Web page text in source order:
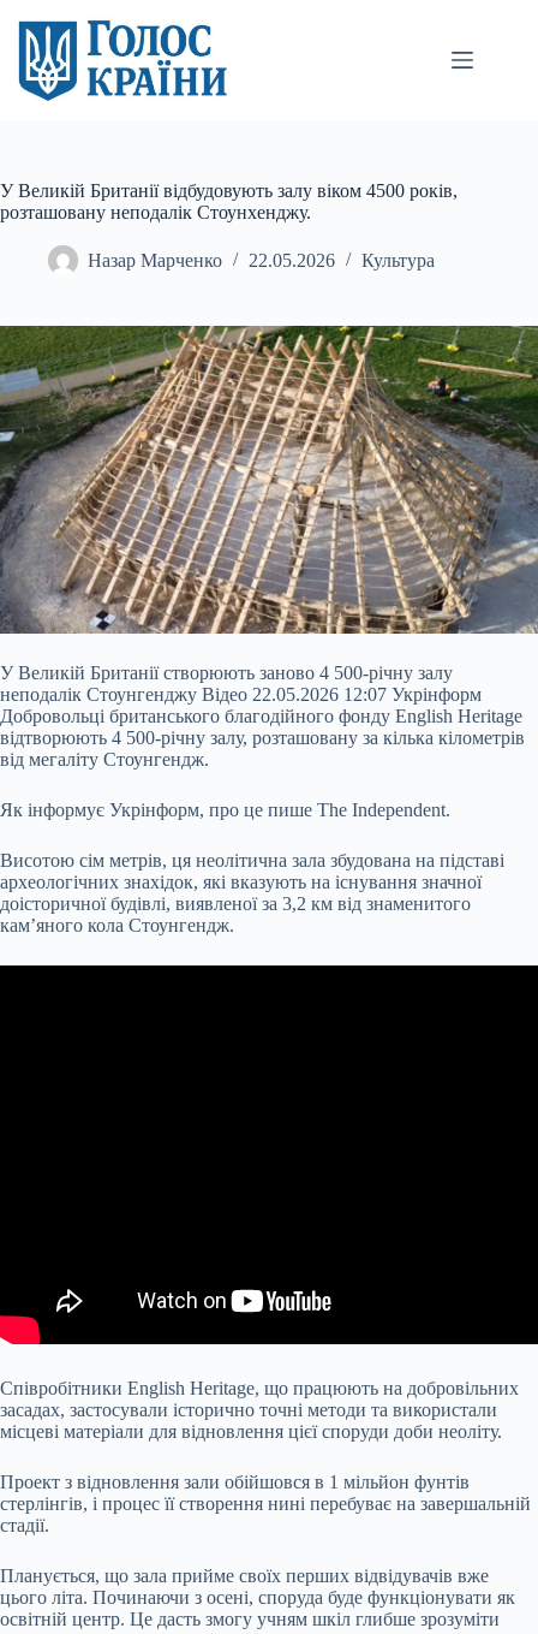
вмісту
У Великій Британії відбудовують залу віком 4500 років,
розташовану неподалік Стоунхенджу.
Назар Марченко 22.05.2026 Культура
У Великій Британії створюють заново 4 500-річну залу
неподалік Стоунгенджу Відео 22.05.2026 12:07 Укрінформ
Добровольці британського благодійного фонду English Heritage
відтворюють 4 500-річну залу, розташовану за кілька кілометрів
від мегаліту Стоунгендж.
Як інформує Укрінформ, про це пише The Independent.
Висотою сім метрів, ця неолітична зала збудована на підставі
археологічних знахідок, які вказують на існування значної
доісторичної будівлі, виявленої за 3,2 км від знаменитого
кам’яного кола Стоунгендж.
Співробітники English Heritage, що працюють на добровільних
засадах, застосували історично точні методи та використали
місцеві матеріали для відновлення цієї споруди доби неоліту.
Проект з відновлення зали обійшовся в 1 мільйон фунтів
стерлінгів, і процес її створення нині перебуває на завершальній
стадії.
Планується, що зала прийме своїх перших відвідувачів вже
цього літа. Починаючи з осені, споруда буде функціонувати як
освітній центр. Це дасть змогу учням шкіл глибше зрозуміти